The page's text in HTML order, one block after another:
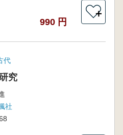
990 円
＋
代
究
社